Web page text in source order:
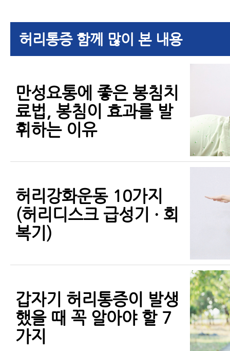
허리통증 함께 많이 본 내용
만성요통에 좋은 봉침치
료법, 봉침이 효과를 발
휘하는 이유
허리강화운동 10가지
(허리디스크 급성기 · 회
복기)
갑자기 허리통증이 발생
했을 때 꼭 알아야 할 7
가지